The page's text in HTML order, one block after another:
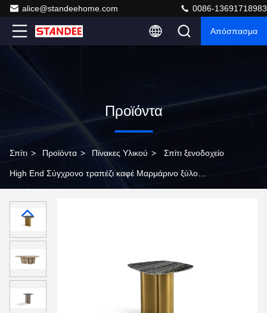
alice@standeehome.com 0086-13691718983
Απόσπασμα
Προϊόντα
Σπίτι > Προϊόντα > Πίνακες Υλικού > Σπίτι ξενοδοχείο
High End Σύγχρονο τραπέζι καφέ Μαρμάρινο ξύλο